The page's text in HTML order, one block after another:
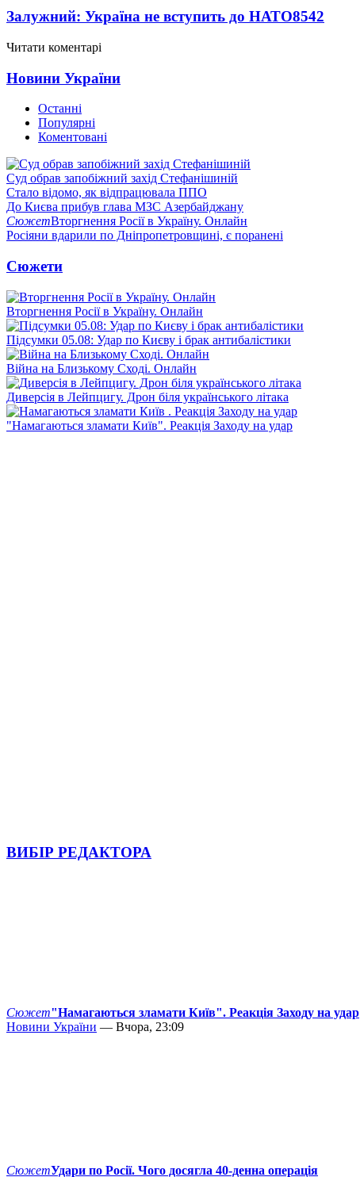
Залужний: Україна не вступить до НАТО8542
Читати коментарі
Новини України
Останні
Популярні
Коментовані
Суд обрав запобіжний захід Стефанішиній
Стало відомо, як відпрацювала ППО
До Києва прибув глава МЗС Азербайджану
СюжетВторгнення Росії в Україну. Онлайн
Росіяни вдарили по Дніпропетровщині, є поранені
Сюжети
Вторгнення Росії в Україну. Онлайн
Підсумки 05.08: Удар по Києву і брак антибалістики
Війна на Близькому Сході. Онлайн
Диверсія в Лейпцигу. Дрон біля українського літака
"Намагаються зламати Київ". Реакція Заходу на удар
ВИБІР РЕДАКТОРА
Сюжет"Намагаються зламати Київ". Реакція Заходу на удар
Новини України — Вчора, 23:09
СюжетУдари по Росії. Чого досягла 40-денна операція